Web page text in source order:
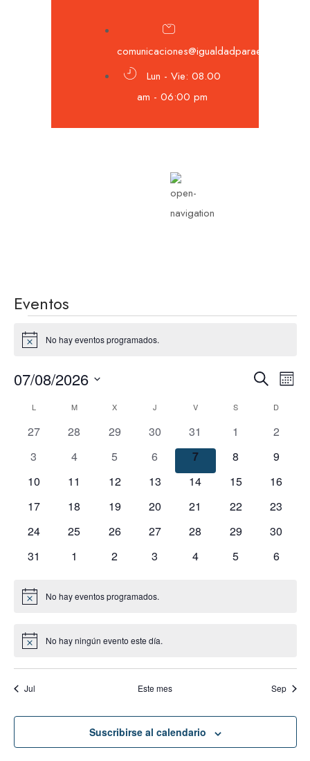
Lun - Vie: 08.00
am - 06:00 pm
Eventos
Aviso No hay eventos programados.
de
vistas
de
BuscarMes
07/08/2026
fecha.
Calendario
de
Eventos
L M X J V S D
0
27
0
28
0
29
0
eventos
30
0
eventos
31
0
1
0
2
0
3
0
4
0
5
0
eventos
6
0
eventos
7
0
8
0
9
0
10
0
11
0
12
0
13
0
14
0
15
0
16
0
17
0
18
0
19
0
20
0
21
0
22
0
23
0
24
0
25
0
26
0
27
0
28
0
29
0
30
0
31
0
1
0
2
0
3
0
4
0
5
0
6
Aviso No hay eventos programados.
Aviso No hay ningún evento este día.
Jul Este mes Sep
Suscribirse al calendario